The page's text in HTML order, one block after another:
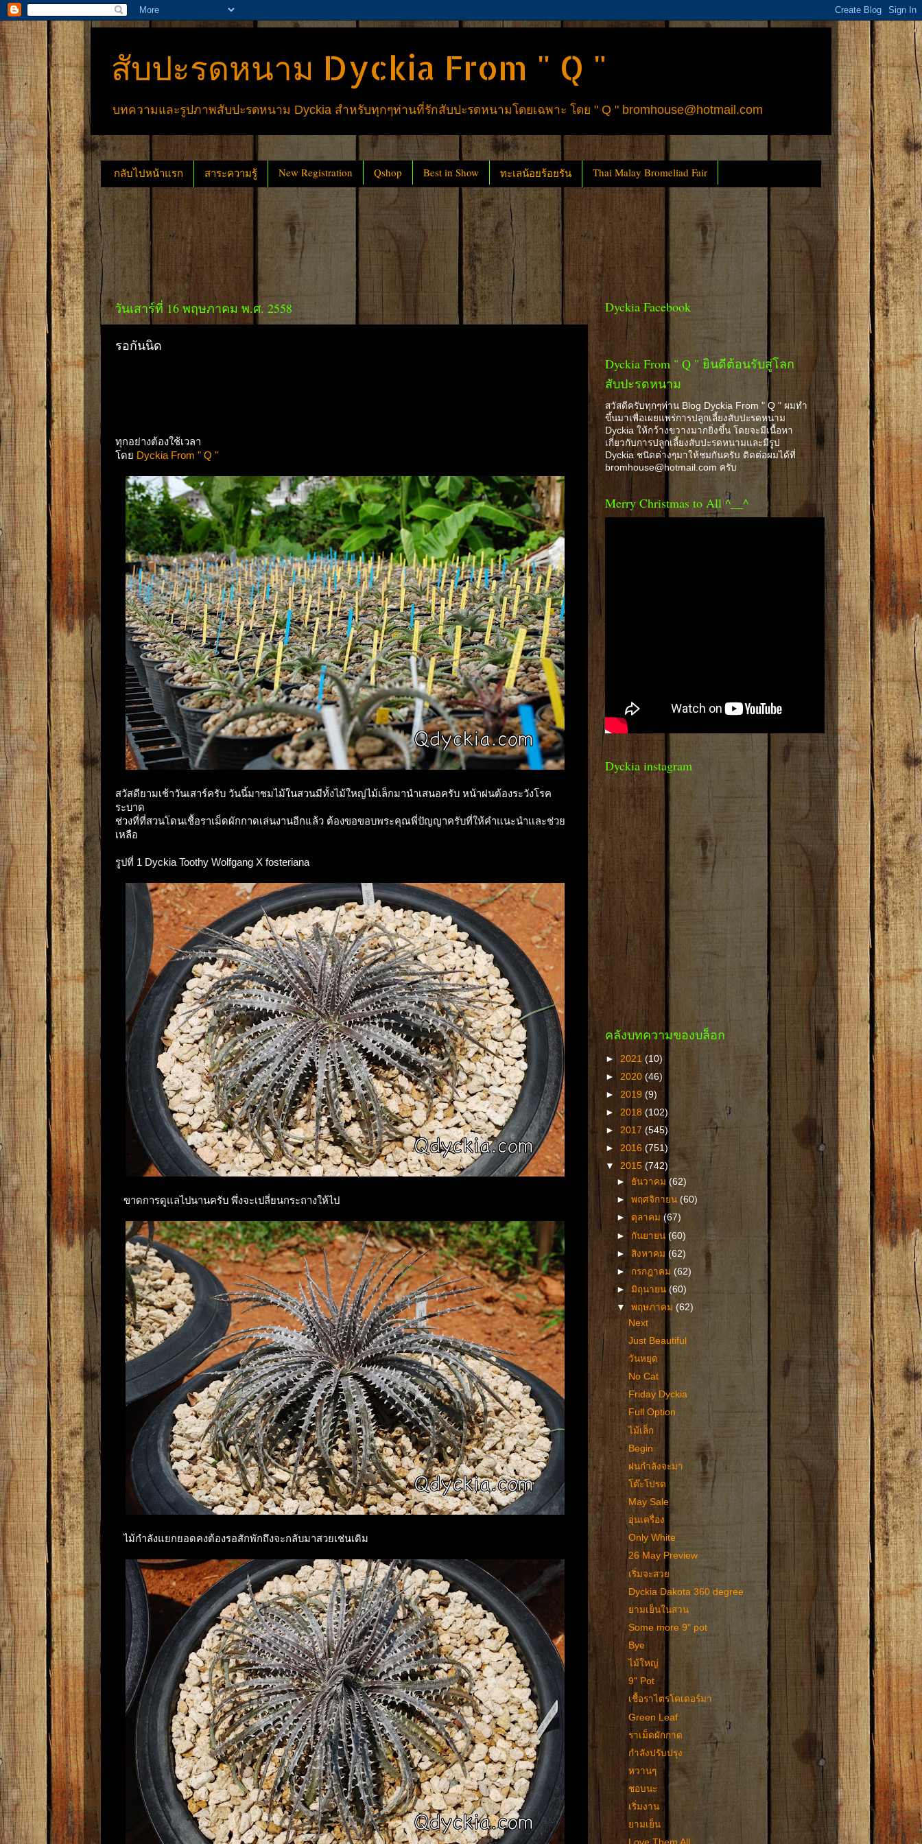
สับปะรดหนาม Dyckia From " Q "
บทความและรูปภาพสับปะรดหนาม Dyckia สำหรับทุกๆท่านที่รักสับปะรดหนามโดยเฉพาะ โดย " Q " bromhouse@hotmail.com
กลับไปหน้าแรก สาระความรู้ New Registration Qshop Best in Show ทะเลน้อยร้อยรัน Thai Malay Bromeliad Fair
วันเสาร์ที่ 16 พฤษภาคม พ.ศ. 2558
รอกันนิด
ทุกอย่างต้องใช้เวลา
โดย Dyckia From " Q "
สวัสดียามเช้าวันเสาร์ครับ วันนี้มาชมไม้ในสวนมีทั้งไม้ใหญ่ไม้เล็กมานำเสนอครับ หน้าฝนต้องระวังโรค
ระบาด
ช่วงที่ที่สวนโดนเชื้อราเม็ดผักกาดเล่นงานอีกแล้ว ต้องขอขอบพระคุณพี่ปัญญาครับที่ให้คำแนะนำเเละช่วย
เหลือ
รูปที่ 1 Dyckia Toothy Wolfgang X fosteriana
ขาดการดูแลไปนานครับ พึ่งจะเปลี่ยนกระถางให้ไป
ไม้กำลังแยกยอดคงต้องรอสักพักถึงจะกลับมาสวยเช่นเดิม
Dyckia Facebook
Dyckia From " Q " ยินดีต้อนรับสู่โลก
สับปะรดหนาม
สวัสดีครับทุกๆท่าน Blog Dyckia From " Q " ผมทำ
ขึ้นมาเพื่อเผยแพร่การปลูกเลี้ยงสับปะรดหนาม
Dyckia ให้กว้างขวางมากยิ่งขึ้น โดยจะมีเนื้อหา
เกี่ยวกับการปลูกเลี้ยงสับปะรดหนามและมีรูป
Dyckia ชนิดต่างๆมาให้ชมกันครับ ติดต่อผมได้ที่
bromhouse@hotmail.com ครับ
Merry Christmas to All ^__^
Dyckia instagram
คลังบทความของบล็อก
► 2021 (10)
► 2020 (46)
► 2019 (9)
► 2018 (102)
► 2017 (545)
► 2016 (751)
▼ 2015 (742)
► ธันวาคม(62)
►พฤศจิกายน(60)
► ตุลาคม(67)
► กันยายน(60)
►สิงหาคม(62)
► กรกฎาคม (62)
►มิถุนายน(60)
▼พฤษภาคม(62)
Next
Just Beautiful
วันหยุด
No Cat
Friday Dyckia
Full Option
ไม้เล็ก
Begin
ฝนกำลังจะมา
โต๊ะโปรด
May Sale
อุ่นเครื่อง
Only White
26 May Preview
เริ่มจะสวย
Dyckia Dakota 360 degree
ยามเย็นในสวน
Some more 9" pot
Bye
ไม้ใหญ่
9" Pot
เชื้อราไตรโคเดอร์มา
Green Leaf
ราเม็ดผักกาด
กำลังปรับปรุง
หวานๆ
ชอบนะ
เริ่มงาน
ยามเย็น